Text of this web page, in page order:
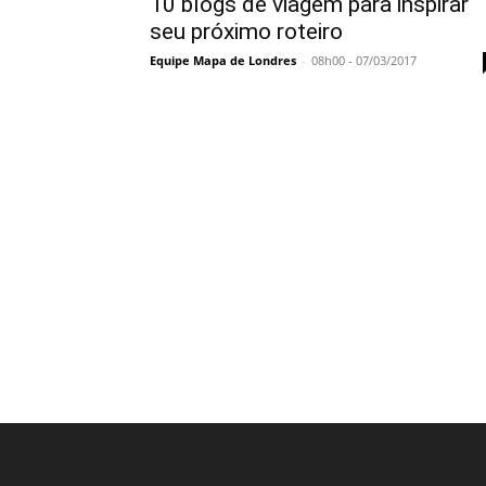
seu próximo roteiro
Equipe Mapa de Londres - 08h00 - 07/03/2017